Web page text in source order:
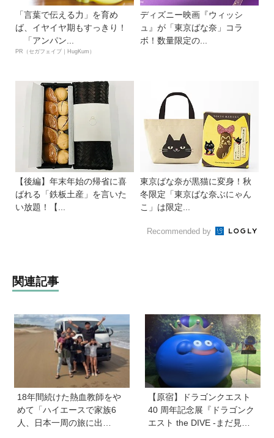
「言葉で伝える力」を育め
ば、イヤイヤ期もすっきり！
「アンパン...
PR（セガフェイブ｜HugKum）
ディズニー映画『ウィッシ
ュ』が「東京ばな奈」コラ
ボ！数量限定の...
【後編】年末年始の帰省に喜
ばれる「鉄板土産」を言いた
い放題！【...
東京ばな奈が黒猫に変身！秋
冬限定「東京ばな奈ぶにゃん
こ」は限定...
Recommended by
関連記事
18年間続けた熱血教師をや
めて「ハイエースで家族6
人、日本一周の旅に出
【原宿】ドラゴンクエスト
40 周年記念展『ドラゴンク
エスト the DIVE -まだ見ぬ